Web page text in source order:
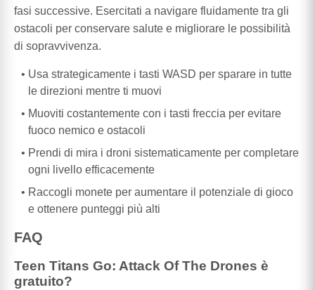
fasi successive. Esercitati a navigare fluidamente tra gli
ostacoli per conservare salute e migliorare le possibilità
di sopravvivenza.
Usa strategicamente i tasti WASD per sparare in tutte
le direzioni mentre ti muovi
Muoviti costantemente con i tasti freccia per evitare
fuoco nemico e ostacoli
Prendi di mira i droni sistematicamente per completare
ogni livello efficacemente
Raccogli monete per aumentare il potenziale di gioco
e ottenere punteggi più alti
FAQ
Teen Titans Go: Attack Of The Drones è
gratuito?